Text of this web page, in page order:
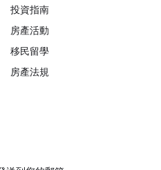
投資指南
房產活動
移民留學
房產法規